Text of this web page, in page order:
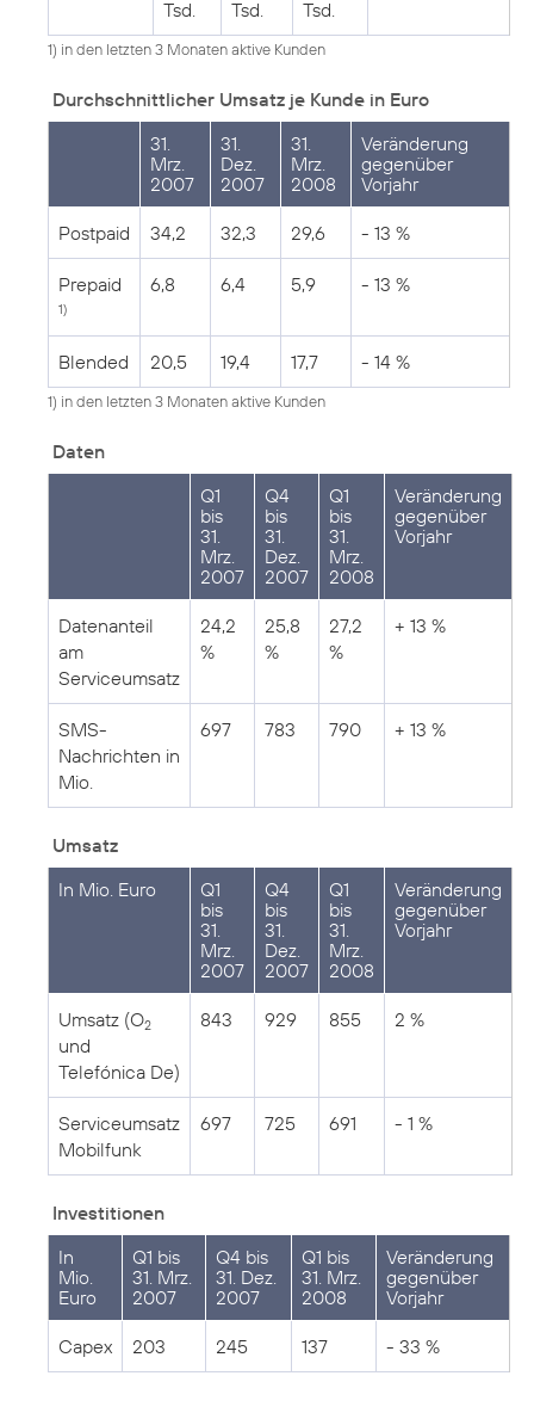
Tsd. Tsd. Tsd.
1) in den letzten 3 Monaten aktive Kunden
Durchschnittlicher Umsatz je Kunde in Euro
31.
Mrz.
2007
31.
Dez.
2007
31.
Mrz.
2008
Veränderung
gegenüber
Vorjahr
Postpaid 34,2 32,3 29,6 - 13 %
Prepaid
1)
6,8 6,4 5,9 - 13 %
Blended 20,5 19,4 17,7 - 14 %
1) in den letzten 3 Monaten aktive Kunden
Daten
Q1
bis
31.
Mrz.
2007
Q4
bis
31.
Dez.
2007
Q1
bis
31.
Mrz.
2008
Veränderung
gegenüber
Vorjahr
Datenanteil
am
Serviceumsatz
24,2
%
25,8
%
27,2
%
+ 13 %
SMS-
Nachrichten in
Mio.
697 783 790 + 13 %
Umsatz
In Mio. Euro
Q1
bis
31.
Mrz.
2007
Q4
bis
31.
Dez.
2007
Q1
bis
31.
Mrz.
2008
Veränderung
gegenüber
Vorjahr
Umsatz (O2
und
Telefónica De)
843 929 855 2 %
Serviceumsatz
Mobilfunk
697 725 691 - 1 %
Investitionen
In
Mio.
Euro
Q1 bis
31. Mrz.
2007
Q4 bis
31. Dez.
2007
Q1 bis
31. Mrz.
2008
Veränderung
gegenüber
Vorjahr
Capex 203 245 137 - 33 %